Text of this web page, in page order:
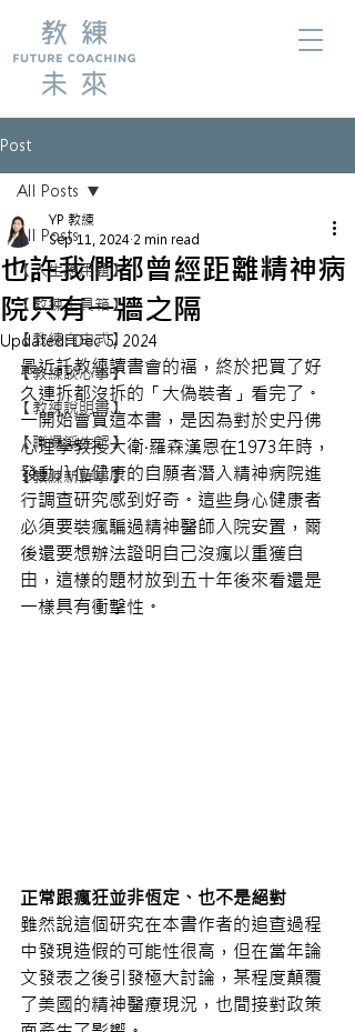
Post
All Posts
【人生應用題】
【教練工具箱】
【教練自由式】
【教練談心事】
【教練說明書】
【職場浮生記】
【教練新鮮事】
All Posts
也許我們都曾經距離精神病
院只有一牆之隔
YP 教練
Sep 11, 2024 2 min read
Updated:Dec 5, 2024
最近託教練讀書會的福，終於把買了好
久連拆都沒拆的「大偽裝者」看完了。
一開始會買這本書，是因為對於史丹佛
心理學教授大衛‧羅森漢恩在1973年時，
發動八位健康的自願者潛入精神病院進
行調查研究感到好奇。這些身心健康者
必須要裝瘋騙過精神醫師入院安置，爾
後還要想辦法證明自己沒瘋以重獲自
由，這樣的題材放到五十年後來看還是
一樣具有衝擊性。
正常跟瘋狂並非恆定、也不是絕對
雖然說這個研究在本書作者的追查過程
中發現造假的可能性很高，但在當年論
文發表之後引發極大討論，某程度顛覆
了美國的精神醫療現況，也間接對政策